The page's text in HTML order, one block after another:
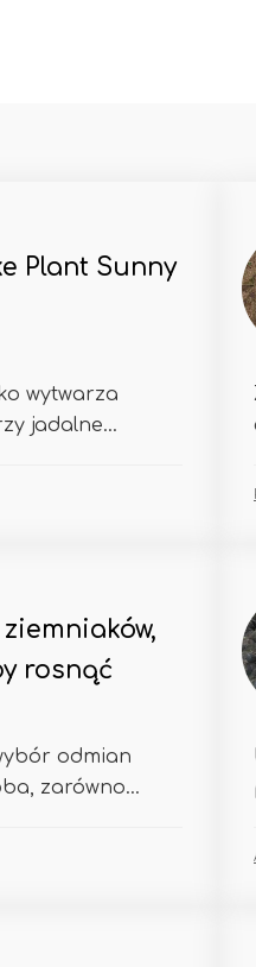
Plant Sunny
wytwarza
jadalne...
rosnąć
odmian
zarówno...